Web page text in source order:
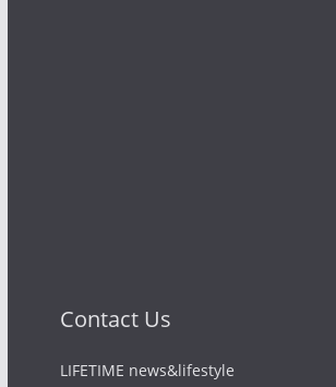
Contact Us
LIFETIME news&lifestyle